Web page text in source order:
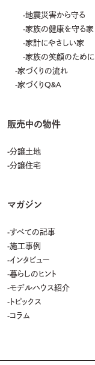
地震災害から守る
家族の健康を守る家
家計にやさしい家
家族の笑顔のために
家づくりの流れ
家づくりQ&A
販売中の物件
分譲土地
分譲住宅
マガジン
すべての記事
施工事例
インタビュー
暮らしのヒント
モデルハウス紹介
トピックス
コラム